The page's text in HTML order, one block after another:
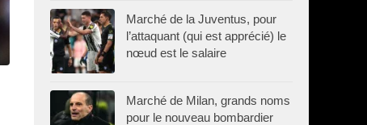
Marché de la Juventus, pour
l’attaquant (qui est apprécié) le
nœud est le salaire
Marché de Milan, grands noms
pour le nouveau bombardier